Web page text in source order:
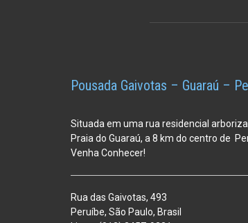
Pousada Gaivotas – Guaraú –
Situada em uma rua residencial
Praia do Guaraú, a 8 km do centro de
Venha Conhecer!
Rua das Gaivotas, 493
Peruíbe, São Paulo, Brasil